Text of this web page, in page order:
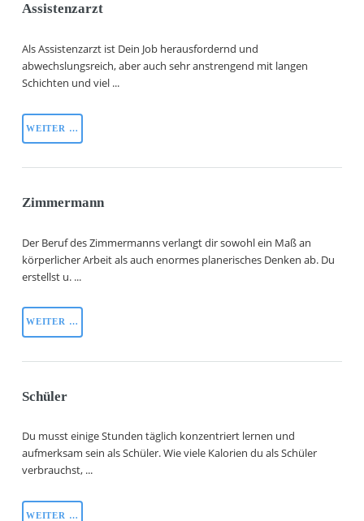
Assistenzarzt
Als Assistenzarzt ist Dein Job herausfordernd und
abwechslungsreich, aber auch sehr anstrengend mit langen
Schichten und viel ...
WEITER …
Zimmermann
Der Beruf des Zimmermanns verlangt dir sowohl ein Maß an
körperlicher Arbeit als auch enormes planerisches Denken ab. Du
erstellst u. ...
WEITER …
Schüler
Du musst einige Stunden täglich konzentriert lernen und
aufmerksam sein als Schüler. Wie viele Kalorien du als Schüler
verbrauchst, ...
WEITER …